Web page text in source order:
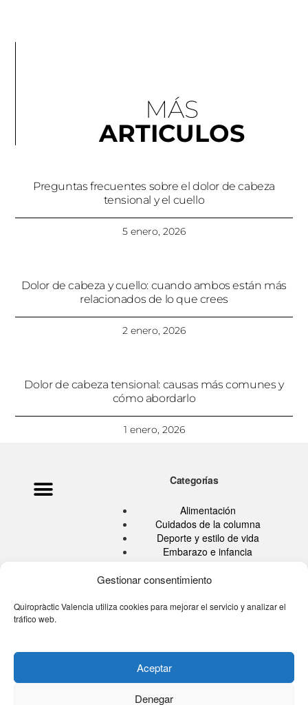
Gestionar consentimiento
Quiropràctic Valencia utiliza cookies para mejorar el servicio y analizar el
tráfico web.
Aceptar
Denegar
MÁS
ARTICULOS
Preguntas frecuentes sobre el dolor de cabeza
tensional y el cuello
5 enero, 2026
Dolor de cabeza y cuello: cuando ambos están más
relacionados de lo que crees
2 enero, 2026
Dolor de cabeza tensional: causas más comunes y
cómo abordarlo
1 enero, 2026
Categorías
Alimentación
Cuidados de la columna
Deporte y estilo de vida
Embarazo e infancia
Quiropráctica
Sin categoría